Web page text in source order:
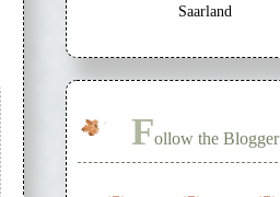
Saarland
Follow the Blogger